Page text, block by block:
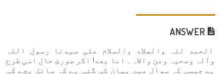
الحمد للہ والصلاۃ والسلام علی سیدنا رسول اللہ
وآلہ وصحبہ ومن والاہ۔ اما بعد! اگر صورتِ حال اسی طرح
ہے جیسی کہ سوال میں بیان کی گئی ہے کہ سائل بچے کی